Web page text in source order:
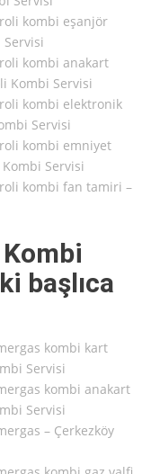
kombi eşanjör
kombi anakart
Kombi Servisi
kombi elektronik
Servisi
kombi emniyet
Servisi
kombi fan tamiri –
başlıca
kombi kart
Servisi
kombi anakart
Servisi
– Çerkezköy